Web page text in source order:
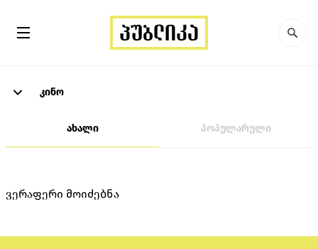
კინო
ახალი პოპულარული
ვერაფერი მოიძებნა